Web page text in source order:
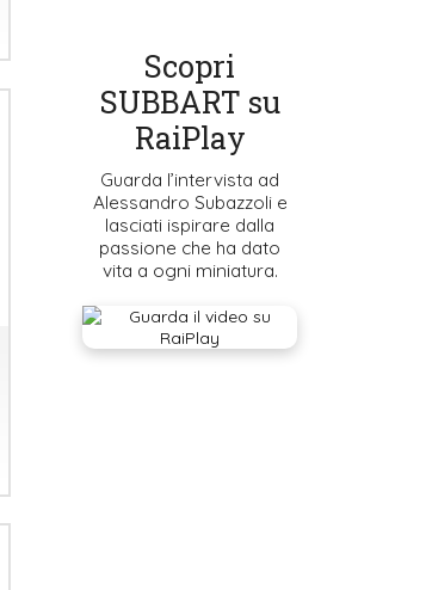
Scopri
SUBBART su
RaiPlay
Guarda l’intervista ad
Alessandro Subazzoli e
lasciati ispirare dalla
passione che ha dato
vita a ogni miniatura.